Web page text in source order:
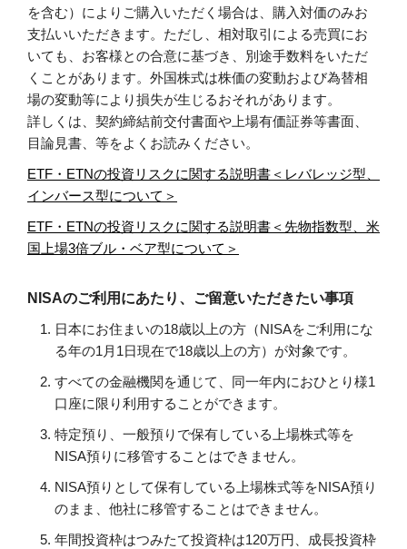
を含む）によりご購入いただく場合は、購入対価のみお
支払いいただきます。ただし、相対取引による売買にお
いても、お客様との合意に基づき、別途手数料をいただ
くことがあります。外国株式は株価の変動および為替相
場の変動等により損失が生じるおそれがあります。
詳しくは、契約締結前交付書面や上場有価証券等書面、
目論見書、等をよくお読みください。
ETF・ETNの投資リスクに関する説明書＜レバレッジ型、
インバース型について＞
ETF・ETNの投資リスクに関する説明書＜先物指数型、米
国上場3倍ブル・ベア型について＞
NISAのご利用にあたり、ご留意いただきたい事項
日本にお住まいの18歳以上の方（NISAをご利用にな
る年の1月1日現在で18歳以上の方）が対象です。
すべての金融機関を通じて、同一年内におひとり様1
口座に限り利用することができます。
特定預り、一般預りで保有している上場株式等を
NISA預りに移管することはできません。
NISA預りとして保有している上場株式等をNISA預り
のまま、他社に移管することはできません。
年間投資枠はつみたて投資枠は120万円、成長投資枠